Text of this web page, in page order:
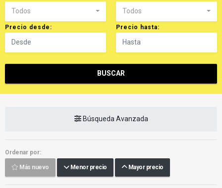
Todos Todos
Precio desde: Precio hasta:
BUSCAR
Búsqueda Avanzada
Ordenar por:
Más nuevo Menor precio Mayor precio